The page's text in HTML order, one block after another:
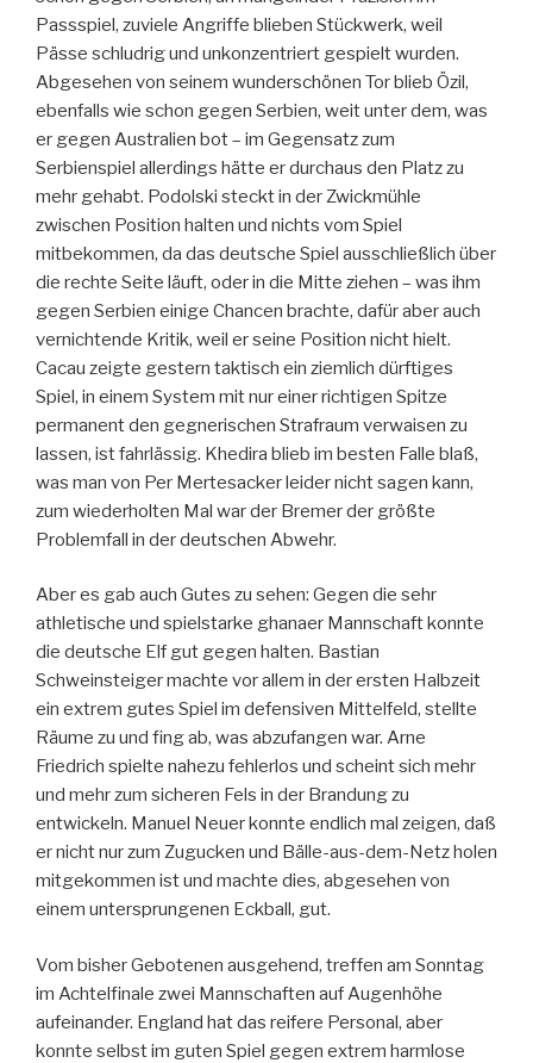
Passspiel, zuviele Angriffe blieben Stückwerk, weil
Pässe schludrig und unkonzentriert gespielt wurden.
Abgesehen von seinem wunderschönen Tor blieb Özil,
ebenfalls wie schon gegen Serbien, weit unter dem, was
er gegen Australien bot – im Gegensatz zum
Serbienspiel allerdings hätte er durchaus den Platz zu
mehr gehabt. Podolski steckt in der Zwickmühle
zwischen Position halten und nichts vom Spiel
mitbekommen, da das deutsche Spiel ausschließlich über
die rechte Seite läuft, oder in die Mitte ziehen – was ihm
gegen Serbien einige Chancen brachte, dafür aber auch
vernichtende Kritik, weil er seine Position nicht hielt.
Cacau zeigte gestern taktisch ein ziemlich dürftiges
Spiel, in einem System mit nur einer richtigen Spitze
permanent den gegnerischen Strafraum verwaisen zu
lassen, ist fahrlässig. Khedira blieb im besten Falle blaß,
was man von Per Mertesacker leider nicht sagen kann,
zum wiederholten Mal war der Bremer der größte
Problemfall in der deutschen Abwehr.
Aber es gab auch Gutes zu sehen: Gegen die sehr
athletische und spielstarke ghanaer Mannschaft konnte
die deutsche Elf gut gegen halten. Bastian
Schweinsteiger machte vor allem in der ersten Halbzeit
ein extrem gutes Spiel im defensiven Mittelfeld, stellte
Räume zu und fing ab, was abzufangen war. Arne
Friedrich spielte nahezu fehlerlos und scheint sich mehr
und mehr zum sicheren Fels in der Brandung zu
entwickeln. Manuel Neuer konnte endlich mal zeigen, daß
er nicht nur zum Zugucken und Bälle-aus-dem-Netz holen
mitgekommen ist und machte dies, abgesehen von
einem untersprungenen Eckball, gut.
Vom bisher Gebotenen ausgehend, treffen am Sonntag
im Achtelfinale zwei Mannschaften auf Augenhöhe
aufeinander. England hat das reifere Personal, aber
konnte selbst im guten Spiel gegen extrem harmlose